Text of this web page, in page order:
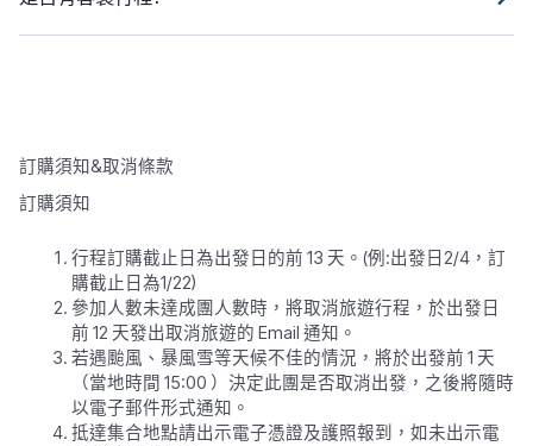
訂購須知&取消條款
訂購須知
行程訂購截止日為出發日的前 13 天。(例:出發日2/4，訂
購截止日為1/22)
參加人數未達成團人數時，將取消旅遊行程，於出發日
前 12 天發出取消旅遊的 Email 通知。
若遇颱風、暴風雪等天候不佳的情況，將於出發前 1 天
（當地時間 15:00 ）決定此團是否取消出發，之後將隨時
以電子郵件形式通知。
抵達集合地點請出示電子憑證及護照報到，如未出示電